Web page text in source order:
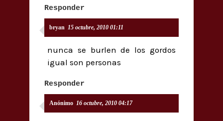
Responder
bryan 15 octubre, 2010 01:11
nunca se burlen de los gordos
igual son personas
Responder
Anónimo 16 octubre, 2010 04:17